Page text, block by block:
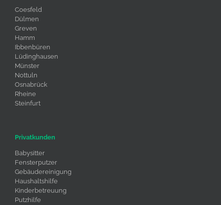
Coesfeld
Dülmen
Greven
Hamm
Ibbenbüren
Lüdinghausen
Münster
Nottuln
Osnabrück
Rheine
Steinfurt
Privatkunden
Babysitter
Fensterputzer
Gebäudereinigung
Haushaltshilfe
Kinderbetreuung
Putzhilfe